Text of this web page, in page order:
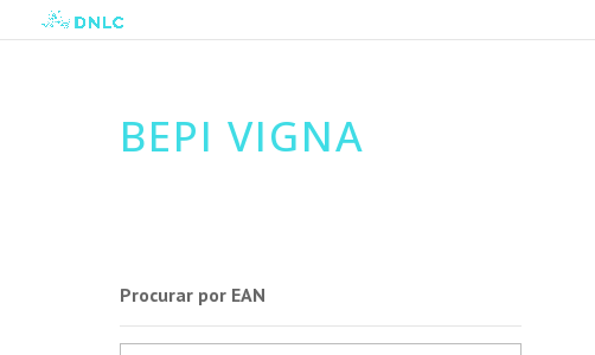
BEPI VIGNA
Procurar por EAN